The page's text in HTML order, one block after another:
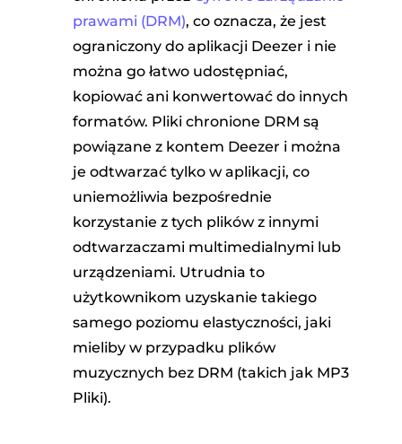
prawami (DRM), co oznacza, że ​​jest
ograniczony do aplikacji Deezer i nie
można go łatwo udostępniać,
kopiować ani konwertować do innych
formatów. Pliki chronione DRM są
powiązane z kontem Deezer i można
je odtwarzać tylko w aplikacji, co
uniemożliwia bezpośrednie
korzystanie z tych plików z innymi
odtwarzaczami multimedialnymi lub
urządzeniami. Utrudnia to
użytkownikom uzyskanie takiego
samego poziomu elastyczności, jaki
mieliby w przypadku plików
muzycznych bez DRM (takich jak MP3
Pliki).